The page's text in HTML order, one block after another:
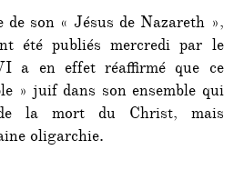
de son « Jésus de Nazareth »,
été publiés mercredi par le
a en effet réaffirmé que ce
» juif dans son ensemble qui
la mort du Christ, mais
oligarchie.